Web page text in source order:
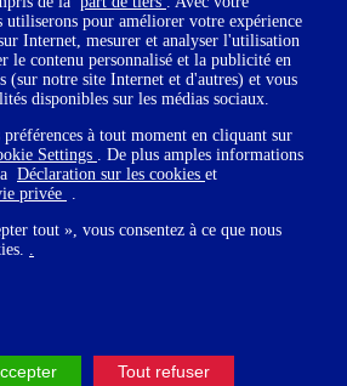
principe, est-ce que des quotas
COMEX, ça grince plus que des
?
de la difficulté à « trouver » des femmes
les COMEX et CODIR, est-ce que l’on
ces instances que lorsqu’il
utiliserons pour améliorer votre expérience
Internet, mesurer et analyser l'utilisation
le contenu personnalisé et la publicité en
(sur notre site Internet et d'autres) et vous
disponibles sur les médias sociaux.
à tout moment en cliquant sur
Settings . De plus amples informations
Déclaration sur les cookies et
privée .
tout », vous consentez à ce que nous
.
Tout refuser